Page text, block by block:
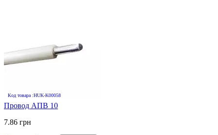
Код товара :HUK-K00058
Провод АПВ 10
7.86 грн